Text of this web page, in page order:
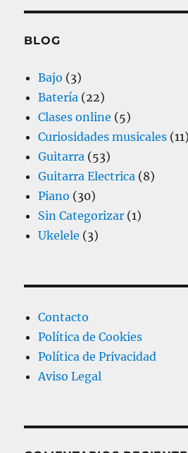
e
n
t
r
a
d
s
r
a
BLOG
Bajo (3)
Batería (22)
Clases online (5)
Curiosidades musicales (11)
Guitarra (53)
Guitarra Electrica (8)
Piano (30)
Sin Categorizar (1)
Ukelele (3)
Contacto
Política de Cookies
Política de Privacidad
Aviso Legal